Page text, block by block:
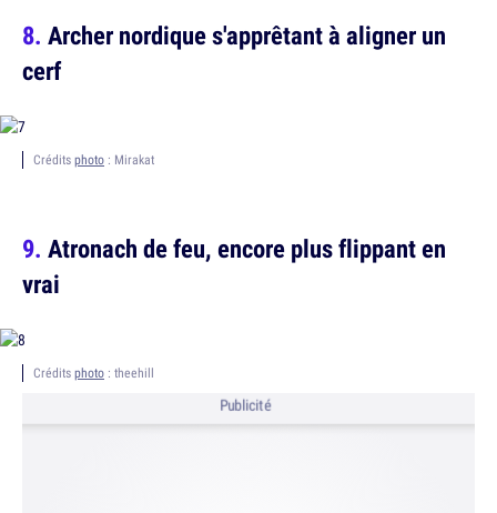
Archer nordique s'apprêtant à aligner un
cerf
Crédits photo : Mirakat
Atronach de feu, encore plus flippant en
vrai
Crédits photo : theehill
Publicité